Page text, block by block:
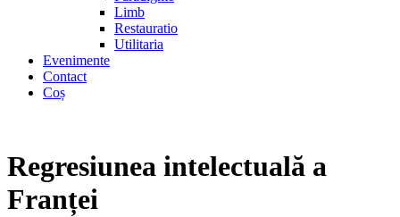
Limb
Restauratio
Utilitaria
Evenimente
Contact
Coș
Regresiunea intelectuală a
Franței